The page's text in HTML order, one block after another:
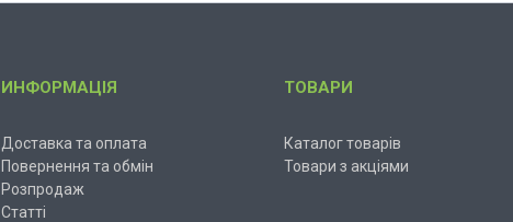
ИНФОРМАЦІЯ
Доставка та оплата
Повернення та обмін
Розпродаж
Статті
ТОВАРИ
Каталог товарів
Товари з акціями